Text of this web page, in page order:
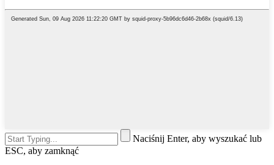
Naciśnij Enter, aby wyszukać lub
ESC, aby zamknąć